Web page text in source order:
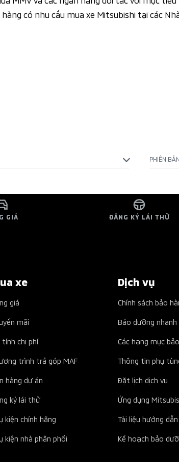
hàng có nhu cầu mua xe Mitsubishi tại các
PHIÊN
GIÁ ĐĂNG KÝ LÁI THỬ
xe
giá
mãi
tính chi phí
trình trả góp MAF
hàng dự án
ký lái thử
kiện chính hãng
kiện nhà phân phối
Dịch vụ
Chính sách bảo
Bảo dưỡng nhanh
Các hạng mục
Thông tin phụ
Đặt lịch dịch vụ
Ứng dụng
Tài liệu hướng
Kế hoạch bảo